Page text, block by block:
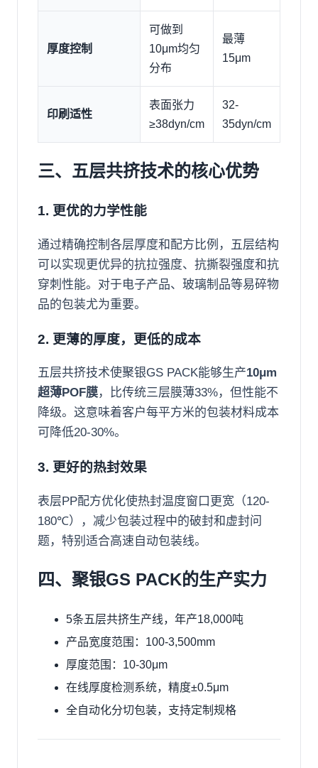
厚度控制
可做到
10μm均匀
分布
最薄
15μm
印刷适性
表面张力
≥38dyn/cm
32-
35dyn/cm
三、五层共挤技术的核心优势
1. 更优的力学性能
通过精确控制各层厚度和配方比例，五层结构
可以实现更优异的抗拉强度、抗撕裂强度和抗
穿刺性能。对于电子产品、玻璃制品等易碎物
品的包装尤为重要。
2. 更薄的厚度，更低的成本
五层共挤技术使聚银GS PACK能够生产10μm
超薄POF膜，比传统三层膜薄33%，但性能不
降级。这意味着客户每平方米的包装材料成本
可降低20-30%。
3. 更好的热封效果
表层PP配方优化使热封温度窗口更宽（120-
180℃），减少包装过程中的破封和虚封问
题，特别适合高速自动包装线。
四、聚银GS PACK的生产实力
5条五层共挤生产线，年产18,000吨
产品宽度范围：100-3,500mm
厚度范围：10-30μm
在线厚度检测系统，精度±0.5μm
全自动化分切包装，支持定制规格